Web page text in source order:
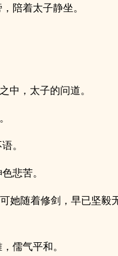
陪着太子静坐。
中，太子的问道。
。
悲苦。
她随着修剑，早已坚毅
儒气平和。